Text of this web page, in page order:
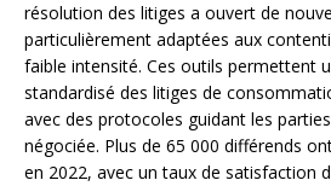
résolution des litiges a ouvert de
particulièrement adaptées aux
faible intensité. Ces outils permettent
standardisé des litiges de
avec des protocoles guidant les
négociée. Plus de 65 000 différends
en 2022, avec un taux de satisfaction